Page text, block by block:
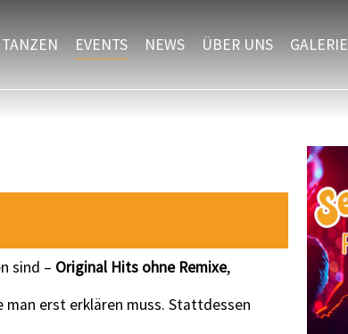
TANZEN EVENTS NEWS ÜBER UNS GALERIE
sind – Original Hits ohne Remixe,
man erst erklären muss. Stattdessen